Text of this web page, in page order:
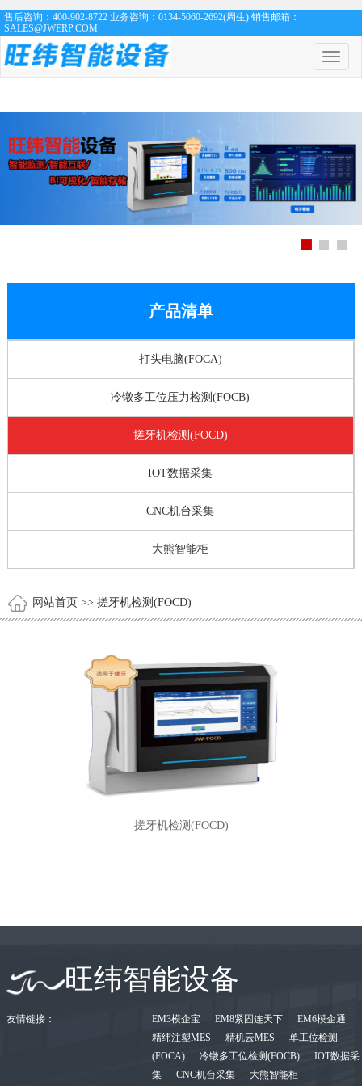
售后咨询：400-902-8722 业务咨询：0134-5060-2692(周生) 销售邮箱：
SALES@JWERP.COM
菜
单
关
产品清单
打头电脑(FOCA)
冷镦多工位压力检测(FOCB)
搓牙机检测(FOCD)
IOT数据采集
CNC机台采集
大熊智能柜
网站首页 >> 搓牙机检测(FOCD)
搓牙机检测(FOCD)
旺纬智能设备
友情链接： EM3模企宝 EM8紧固连天下
EM6模企通
精纬注塑MES
精机云MES
单工位检测
(FOCA)
冷镦多工位检测(FOCB)
IOT数据采
集
CNC机台采集 大熊智能柜